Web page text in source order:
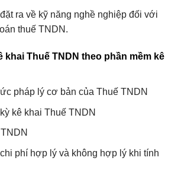
ra về kỹ năng nghề nghiệp đối với
thuế TNDN.
khai Thuế TNDN theo phần mềm kê
pháp lý cơ bản của Thuế TNDN
kê khai Thuế TNDN
phí hợp lý và không hợp lý khi tính